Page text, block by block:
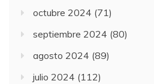
octubre 2024 (71)
septiembre 2024 (80)
agosto 2024 (89)
julio 2024 (112)